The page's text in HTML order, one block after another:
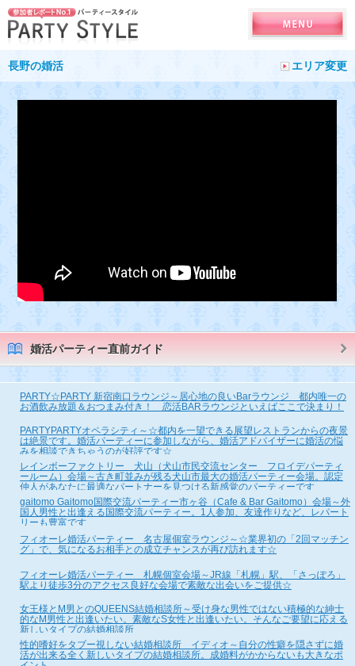
長野の婚活 エリア変更
婚活パーティー直前ガイド
PARTY☆PARTY 新宿南口ラウンジ～居心地の良いBarラウンジ 都内唯一の
お酒飲み放題＆おつまみ付き！ 恋活BARラウンジといえばここで決まり！
PARTYPARTYオペラシティ～☆都内を一望できる展望レストランからの夜景
は絶景です。婚活パーティーに参加しながら、婚活アドバイザーに婚活の悩
みを相談できちゃうのが好評です☆
レインボーファクトリー 犬山（犬山市民交流センター フロイデパーティ
ールーム）会場～古き町並みが残る犬山市最大の婚活パーティー会場。認定
仲人があなたに最適なパートナーを見つける新感覚のパーティーです
gaitomo Gaitomo国際交流パーティー市ヶ谷（Cafe & Bar Gaitomo）会場～外
国人男性と出逢える国際交流パーティー。1人参加、友達作りなど、レパート
リーも豊富です
フィオーレ婚活パーティー 名古屋個室ラウンジ～☆業界初の「2回マッチン
グ」で、気になるお相手との成立チャンスが再び訪れます☆
フィオーレ婚活パーティー 札幌個室会場～JR線「札幌」駅、「さっぽろ」
駅より徒歩3分のアクセス良好な会場で素敵な出会いをご提供☆
女王様とM男とのQUEENS結婚相談所～受け身な男性ではない積極的な紳士
的なM男性と出逢いたい。素敵なS女性と出逢いたい。そんなご要望に応える
新しいタイプの結婚相談所
性的嗜好をタブー視しない結婚相談所 イディオ～自分の性癖を隠さずに婚
活が出来る全く新しいタイプの結婚相談所。成婚料がかからないも大きなポ